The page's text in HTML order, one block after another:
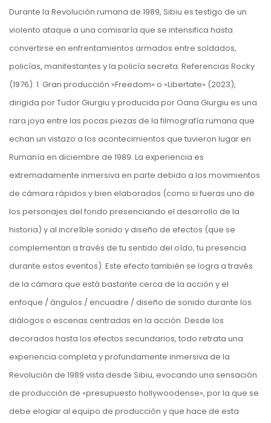
Durante la Revolución rumana de 1989, Sibiu es testigo de un
violento ataque a una comisaría que se intensifica hasta
convertirse en enfrentamientos armados entre soldados,
policías, manifestantes y la policía secreta. Referencias Rocky
(1976). 1. Gran producción «Freedom» o «Libertate» (2023),
dirigida por Tudor Giurgiu y producida por Oana Giurgiu es una
rara joya entre las pocas piezas de la filmografía rumana que
echan un vistazo a los acontecimientos que tuvieron lugar en
Rumanía en diciembre de 1989. La experiencia es
extremadamente inmersiva en parte debido a los movimientos
de cámara rápidos y bien elaborados (como si fueras uno de
los personajes del fondo presenciando el desarrollo de la
historia) y al increíble sonido y diseño de efectos (que se
complementan a través de tu sentido del oído, tu presencia
durante estos eventos). Este efecto también se logra a través
de la cámara que está bastante cerca de la acción y el
enfoque / ángulos / encuadre / diseño de sonido durante los
diálogos o escenas centradas en la acción. Desde los
decorados hasta los efectos secundarios, todo retrata una
experiencia completa y profundamente inmersiva de la
Revolución de 1989 vista desde Sibiu, evocando una sensación
de producción de «presupuesto hollywoodense», por la que se
debe elogiar al equipo de producción y que hace de esta